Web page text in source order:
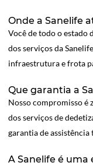
Onde a Sanelife
Você de todo o estado
dos serviços da
infraestrutura e frota
Que garantia a
Nosso compromisso é
dos serviços de
garantia de
A Sanelife é uma